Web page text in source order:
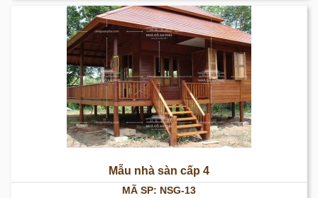
Mẫu nhà sàn cấp 4
MÃ SP: NSG-13